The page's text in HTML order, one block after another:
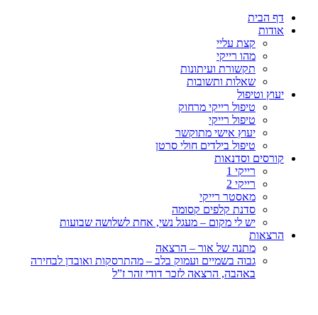
דף הבית
אודות
קצת עליי
מהו רייקי
תקשורת ועיתונות
שאלות ותשובות
יעוץ וטיפול
טיפול רייקי מרחוק
טיפול רייקי
יעוץ אישי מתוקשר
טיפול בילדים חולי סרטן
קורסים וסדנאות
רייקי 1
רייקי 2
מאסטר רייקי
סדנת קלפים קסומה
יש לי מקום – מעגל נשי, אחת לשלושה שבועות
הרצאות
מתנה של אור – הרצאה
גבוה בשמיים ועמוק בלב – מהתרסקות ואובדן לבחירה
באהבה, הרצאה לזכר דודי זהר ז”ל